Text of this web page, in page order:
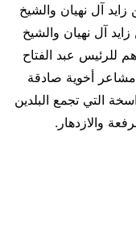
آل نهيان والشيخ
آل نهيان والشيخ
للرئيس عبد الفتاح
مشاعر أخوية صادقة
التي تجمع البلدين
والازدهار.